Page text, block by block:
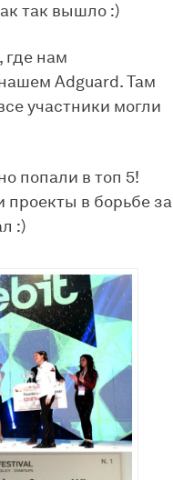
так вышло :)
где нам
Adguard. Там
участники могли
попали в топ 5!
проекты в борьбе за
:)